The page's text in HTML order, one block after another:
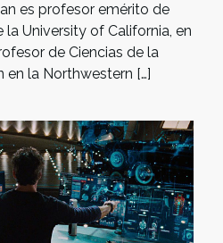
es profesor emérito de
University of California, en
de Ciencias de la
en la Northwestern […]